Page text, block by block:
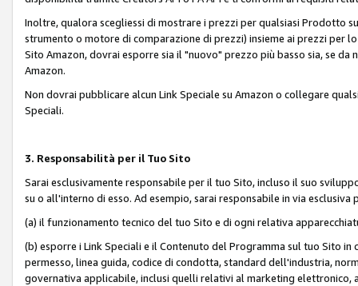
Inoltre, qualora scegliessi di mostrare i prezzi per qualsiasi Prodotto
strumento o motore di comparazione di prezzi) insieme ai prezzi
Sito Amazon, dovrai esporre sia il "nuovo" prezzo più basso sia, se
Amazon.
Non dovrai pubblicare alcun Link Speciale su Amazon o collegare
Speciali.
3. Responsabilità per il Tuo Sito
Sarai esclusivamente responsabile per il tuo Sito, incluso il suo
su o all'interno di esso. Ad esempio, sarai responsabile in via esclusiva
(a) il funzionamento tecnico del tuo Sito e di ogni relativa
(b) esporre i Link Speciali e il Contenuto del Programma sul tuo Sito in
permesso, linea guida, codice di condotta, standard dell'industria,
governativa applicabile, inclusi quelli relativi al marketing